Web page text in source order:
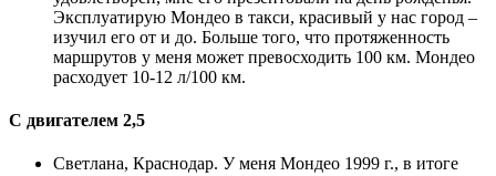
Эксплуатирую Мондео в такси, красивый у нас город –
изучил его от и до. Больше того, что протяженность
маршрутов у меня может превосходить 100 км. Мондео
расходует 10-12 л/100 км.
С двигателем 2,5
Светлана, Краснодар. У меня Мондео 1999 г., в итоге